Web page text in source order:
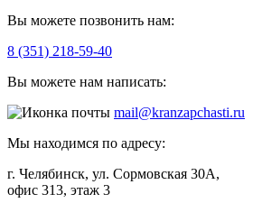
Вы можете позвонить нам:
8 (351) 218-59-40
Вы можете нам написать:
mail@kranzapchasti.ru
Мы находимся по адресу:
г. Челябинск, ул. Сормовская 30А,
офис 313, этаж 3